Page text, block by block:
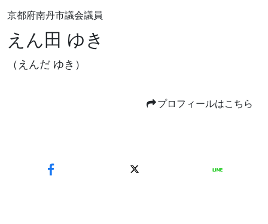
京都府南丹市議会議員
えん田 ゆき
（えんだ ゆき）
プロフィールはこちら